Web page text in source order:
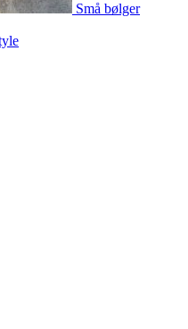
Små bølger